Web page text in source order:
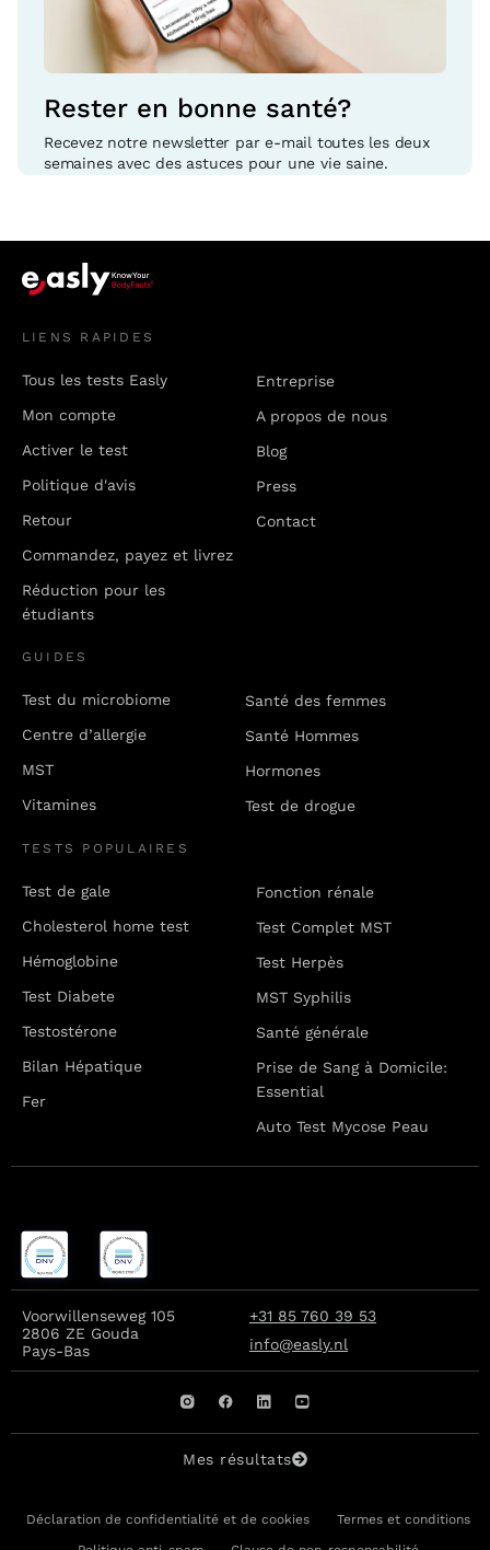
Rester en bonne santé?
Recevez notre newsletter par e-mail toutes les deux
semaines avec des astuces pour une vie saine.
LIENS RAPIDES
Tous les tests Easly
Mon compte
Activer le test
Politique d'avis
Retour
Commandez, payez et livrez
Réduction pour les
étudiants
Entreprise
A propos de nous
Blog
Press
Contact
GUIDES
Test du microbiome
Centre d’allergie
MST
Vitamines
Santé des femmes
Santé Hommes
Hormones
Test de drogue
TESTS POPULAIRES
Test de gale
Cholesterol home test
Hémoglobine
Test Diabete
Testostérone
Bilan Hépatique
Fer
Fonction rénale
Test Complet MST
Test Herpès
MST Syphilis
Santé générale
Prise de Sang à Domicile:
Essential
Auto Test Mycose Peau
Voorwillenseweg 105
2806 ZE Gouda
Pays-Bas
+31 85 760 39 53
info@easly.nl
Mes résultats
Déclaration de confidentialité et de cookies
Termes et conditions